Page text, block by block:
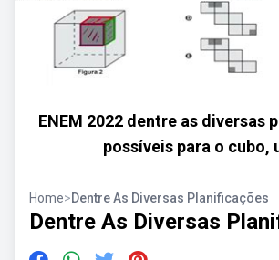
ENEM 2022 dentre as diversas
possíveis para o cubo,
Home>Dentre As Diversas Planificações
Dentre As Diversas